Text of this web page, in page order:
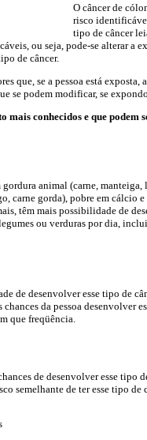
O câncer de
risco
tipo de câncer
ou seja, pode-se alterar a
de câncer.
que, se a pessoa está
se podem modificar, se
mais conhecidos e que podem
gordura animal (carne,
carne gorda), pobre em cálcio
têm mais possibilidade de
ou verduras por dia,
de desenvolver esse tipo de
da pessoa desenvolver
que freqüência.
de desenvolver esse tipo
semelhante de ter esse tipo de